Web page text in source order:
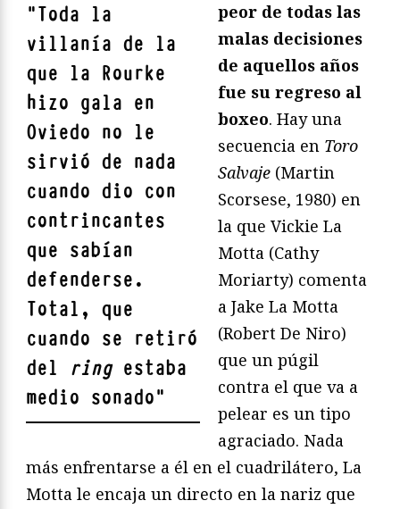
"Toda la
villanía de la
que la Rourke
hizo gala en
Oviedo no le
sirvió de nada
cuando dio con
contrincantes
que sabían
defenderse.
Total, que
cuando se retiró
del ring estaba
medio sonado"
peor de todas las
malas decisiones
de aquellos años
fue su regreso al
boxeo. Hay una
secuencia en Toro
Salvaje (Martin
Scorsese, 1980) en
la que Vickie La
Motta (Cathy
Moriarty) comenta
a Jake La Motta
(Robert De Niro)
que un púgil
contra el que va a
pelear es un tipo
agraciado. Nada
más enfrentarse a él en el cuadrilátero, La
Motta le encaja un directo en la nariz que